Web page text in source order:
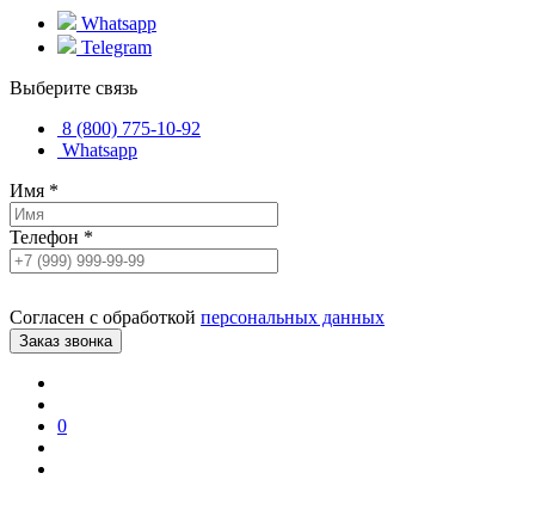
Whatsapp
Telegram
Выберите связь
8 (800) 775-10-92
Whatsapp
Имя *
Телефон *
Согласен с обработкой персональных данных
0